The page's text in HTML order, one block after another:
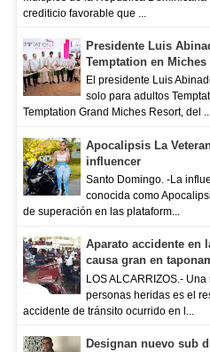
crediticio favorable que ...
Presidente Luis
Temptation en Miches
El presidente Luis
solo para adultos
Temptation Grand Miches Resort, del ...
Apocalipsis La
influencer
Santo Domingo. -La
conocida como
de superación en las plataform...
Aparato accidente en
causa gran en
LOS ALCARRIZOS.-
personas heridas es el
accidente de tránsito ocurrido en l...
Designan nuevo sub